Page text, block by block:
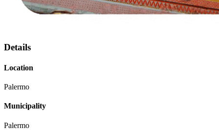
Details
Location
Palermo
Municipality
Palermo